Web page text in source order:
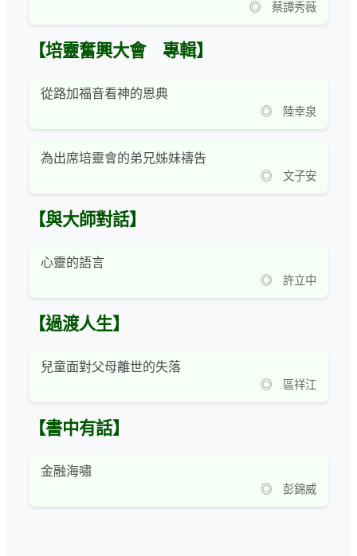
◎ 蔡譚秀薇
【培靈奮興大會 專輯】
從路加福音看神的恩典
◎ 陸幸泉
為出席培靈會的弟兄姊妹禱告
◎ 文子安
【與大師對話】
心靈的語言
◎ 許立中
【過渡人生】
兒童面對父母離世的失落
◎ 區祥江
【書中有話】
金融海嘯
◎ 彭錦威